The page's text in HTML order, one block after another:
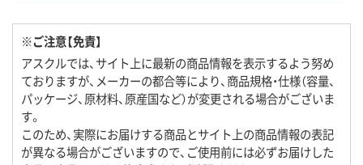
※ご注意【免責】
アスクルでは、サイト上に最新の商品情報を表示するよう努め
ておりますが、メーカーの都合等により、商品規格・仕様（容量、
パッケージ、原材料、原産国など）が変更される場合がございま
す。
このため、実際にお届けする商品とサイト上の商品情報の表記
が異なる場合がございますので、ご使用前には必ずお届けした